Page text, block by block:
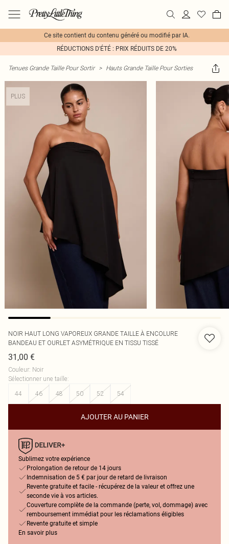
Ce site contient du contenu généré ou modifié par IA.
RÉDUCTIONS D'ÉTÉ : PRIX RÉDUITS DE 20%
Tenues Grande Taille Pour Sortir > Hauts Grande Taille Pour Sorties
PLUS
NOIR HAUT LONG VAPOREUX GRANDE TAILLE À ENCOLURE
BANDEAU ET OURLET ASYMÉTRIQUE EN TISSU TISSÉ
31,00 €
Couleur: Noir
Sélectionner une taille:
44
46 48 50 52 54
AJOUTER AU PANIER
Sublimez votre expérience
Prolongation de retour de 14 jours
Indemnisation de 5 € par jour de retard de livraison
Revente gratuite et facile - récupérez de la valeur et offrez une
seconde vie à vos articles.
Couverture complète de la commande (perte, vol, dommage) avec
remboursement immédiat pour les réclamations éligibles
Revente gratuite et simple
En savoir plus